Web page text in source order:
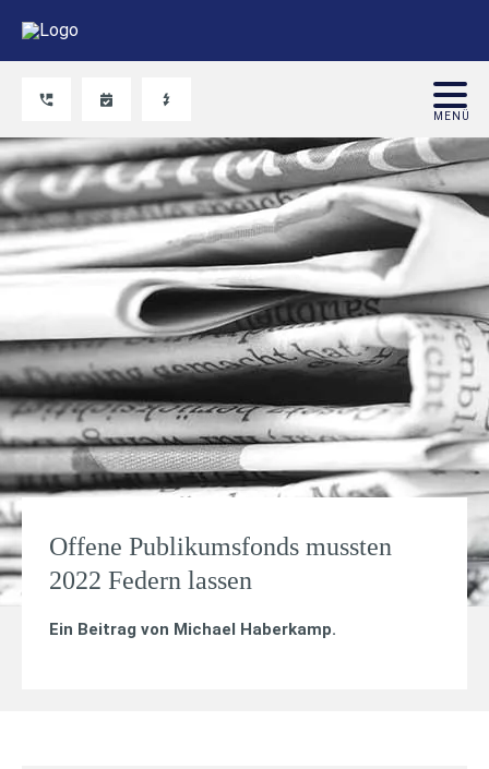
Offene Publikumsfonds mussten
2022 Federn lassen
Ein Beitrag von Michael Haberkamp.